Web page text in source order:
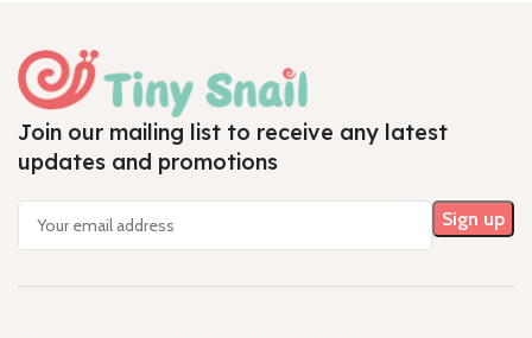
Join our mailing list to receive any latest
updates and promotions